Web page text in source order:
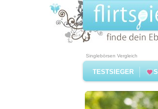
Singlebörsen Vergleich
TESTSIEGER